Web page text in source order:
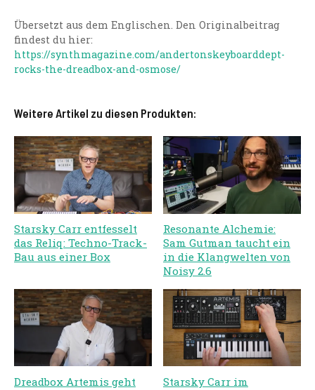
Übersetzt aus dem Englischen. Den Originalbeitrag
findest du hier:
https://synthmagazine.com/andertonskeyboarddept-
rocks-the-dreadbox-and-osmose/
Weitere Artikel zu diesen Produkten:
Starsky Carr entfesselt
das Reliq: Techno-Track-
Bau aus einer Box
Resonante Alchemie:
Sam Gutman taucht ein
in die Klangwelten von
Noisy 2.6
Dreadbox Artemis geht
Starsky Carr im